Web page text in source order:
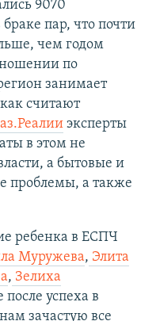
9070
пар, что почти
чем годом
по
занимает
считают
эксперты
в этом не
а бытовые и
проблемы, а также
ребенка в ЕСПЧ
Муружева, Элита
, Зелиха
успеха в
зачастую все